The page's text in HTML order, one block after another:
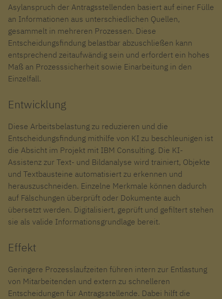
Asylanspruch der Antragsstellenden basiert auf einer Fülle
an Informationen aus unterschiedlichen Quellen,
gesammelt in mehreren Prozessen. Diese
Entscheidungsfindung belastbar abzuschließen kann
entsprechend zeitaufwändig sein und erfordert ein hohes
Maß an Prozesssicherheit sowie Einarbeitung in den
Einzelfall.
Entwicklung
Diese Arbeitsbelastung zu reduzieren und die
Entscheidungsfindung mithilfe von KI zu beschleunigen ist
die Absicht im Projekt mit IBM Consulting. Die KI-
Assistenz zur Text- und Bildanalyse wird trainiert, Objekte
und Textbausteine automatisiert zu erkennen und
herauszuschneiden. Einzelne Merkmale können dadurch
auf Fälschungen überprüft oder Dokumente auch
übersetzt werden. Digitalisiert, geprüft und gefiltert stehen
sie als valide Informationsgrundlage bereit.
Effekt
Geringere Prozesslaufzeiten führen intern zur Entlastung
von Mitarbeitenden und extern zu schnelleren
Entscheidungen für Antragsstellende. Dabei hilft die